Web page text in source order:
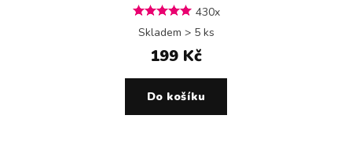
430x
Skladem > 5 ks
199 Kč
Do košíku